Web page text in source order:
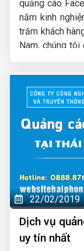
quảng cáo
năm kinh
trăm khách
Nam, chúng
22/02/2019
Dịch vụ
uy tín nhất